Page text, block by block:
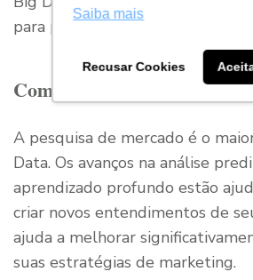
Saiba mais
Recusar Cookies
para pensar fora da caixa.
Compreendendo os clientes
A pesquisa de mercado é o
Data. Os avanços na análise
aprendizado profundo estão
criar novos entendimentos de
ajuda a melhorar
suas estratégias de marketing.